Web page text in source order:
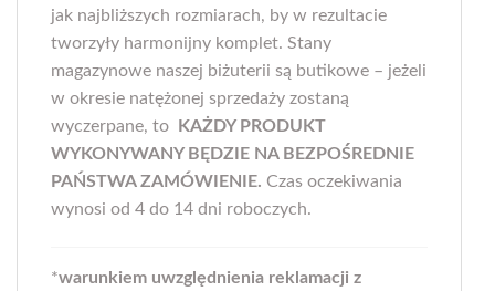
jak najbliższych rozmiarach, by w rezultacie
tworzyły harmonijny komplet. Stany
magazynowe naszej biżuterii są butikowe – jeżeli
w okresie natężonej sprzedaży zostaną
wyczerpane, to
KAŻDY PRODUKT
WYKONYWANY BĘDZIE NA BEZPOŚREDNIE
PAŃSTWA ZAMÓWIENIE. Czas oczekiwania
wynosi od 4 do 14 dni roboczych.
*warunkiem uwzględnienia reklamacji z